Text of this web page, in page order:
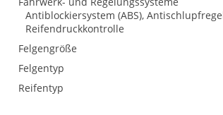
Antiblockiersystem (ABS),
Reifendruckkontrolle
Felgengröße
Felgentyp
Reifentyp